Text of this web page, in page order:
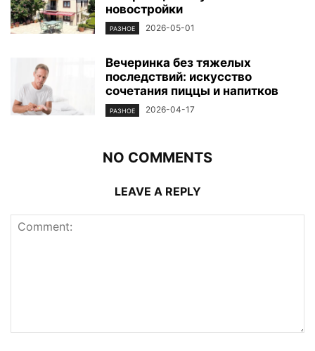
новостройки
РАЗНОЕ 2026-05-01
Вечеринка без тяжелых
последствий: искусство
сочетания пиццы и напитков
РАЗНОЕ 2026-04-17
NO COMMENTS
LEAVE A REPLY